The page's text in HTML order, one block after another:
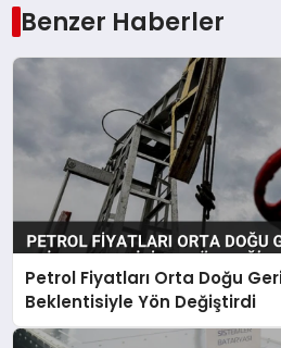
Benzer Haberler
Petrol Fiyatları Orta Doğu
Beklentisiyle Yön Değiştirdi